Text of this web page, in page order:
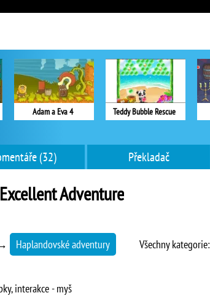
Adam a Eva 4 Teddy Bubble Rescue
(32) Překladač
Adventure
Haplandovské adventury Všechny kategorie:
interakce - myš